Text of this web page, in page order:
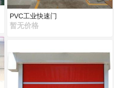
PVC工业快速门
暂无价格